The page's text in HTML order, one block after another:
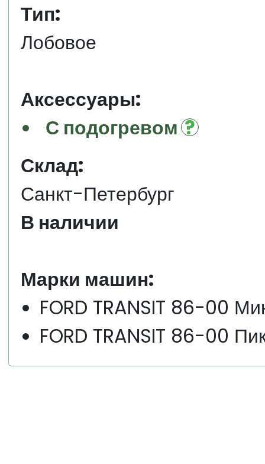
Тип:
Лобовое
Аксессуары:
С подогревом
Склад:
Санкт-Петербург
В наличии
Марки машин:
FORD TRANSIT 86-00
FORD TRANSIT 86-00